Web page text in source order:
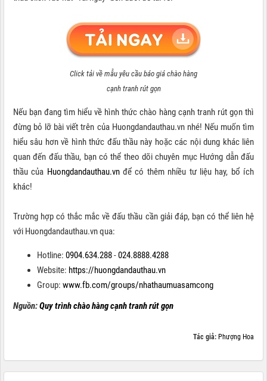
Click tải về mẫu yêu cầu báo giá chào hàng
cạnh tranh rút gọn
Nếu bạn đang tìm hiểu về hình thức chào hàng cạnh tranh rút gọn thì
đừng bỏ lỡ bài viết trên của Huongdandauthau.vn nhé! Nếu muốn tìm
hiểu sâu hơn về hình thức đấu thầu này hoặc các nội dung khác liên
quan đến đấu thầu, bạn có thể theo dõi chuyên mục Hướng dẫn đấu
thầu của Huongdandauthau.vnđể có thêm nhiều tư liệu hay, bổ ích
khác!
Trường hợp có thắc mắc về đấu thầu cần giải đáp, bạn có thể liên hệ
với Huongdandauthau.vn qua:
Hotline: 0904.634.288-024.8888.4288
Website: https://huongdandauthau.vn
Group: www.fb.com/groups/nhathaumuasamcong
Nguồn:Quy trình chào hàng cạnh tranh rút gọn
Tác giả: Phượng Hoa